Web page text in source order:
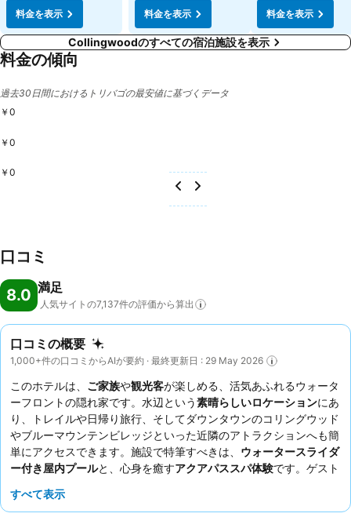
料金を表示
料金を表示
料金を表示
Collingwoodのすべての宿泊施設を表示
料金の傾向
過去30日間におけるトリバゴの最安値に基づくデータ
￥0
￥0
￥0
口コミ
8.0 満足
人気サイトの7,137件の評価から算出
口コミの概要
1,000+件の口コミからAIが要約 · 最終更新日 : 29 May 2026
このホテルは、 ご家族や観光客が楽しめる、活気あふれるウォータ
ーフロントの隠れ家です。水辺という素晴らしいロケーションにあ
り、トレイルや日帰り旅行、そしてダウンタウンのコリングウッド
やブルーマウンテンビレッジといった近隣のアトラクションへも簡
単にアクセスできます。施設で特筆すべきは、 ウォータースライダ
ー付き屋内プールと、心身を癒すアクアパススパ体験です。ゲスト
価しており、敷地内の
すべて表示